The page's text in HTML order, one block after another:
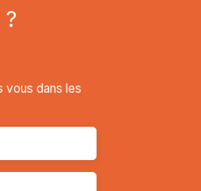
vous dans les